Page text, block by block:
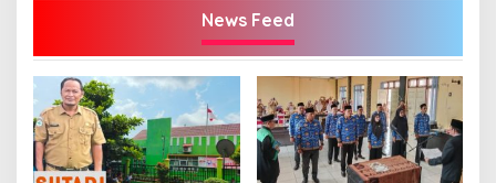
News Feed